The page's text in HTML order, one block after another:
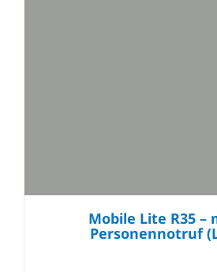
Mobile Lite R35 –
Personennotruf